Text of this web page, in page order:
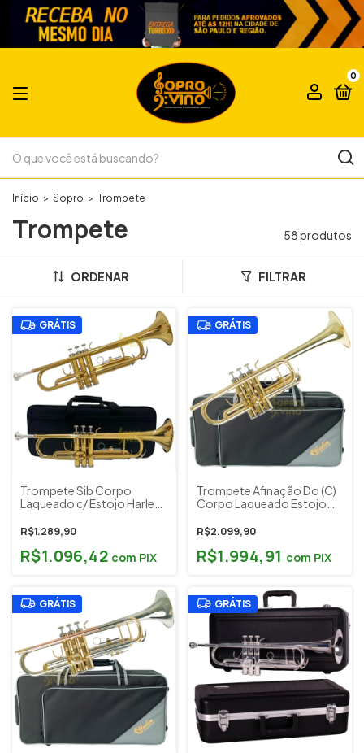
0
Início > Sopro > Trompete
Trompete 58 produtos
ORDENAR FILTRAR
GRÁTIS
Trompete Sib Corpo
Laqueado c/ Estojo Harlem
Ibanez (Outlet)
R$1.289,90
R$1.096,42 com PIX
GRÁTIS
Trompete Afinação Do (C)
Corpo Laqueado Estojo
11L
R$2.099,90
R$1.994,91 com PIX
GRÁTIS GRÁTIS